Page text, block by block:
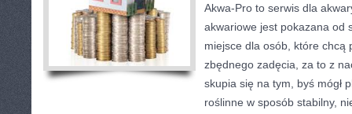
Akwa-Pro to serwis dla
akwariowe jest pokazana od
miejsce dla osób, które chcą
zbędnego zadęcia, za to z
skupia się na tym, byś mógł
roślinne w sposób stabilny,